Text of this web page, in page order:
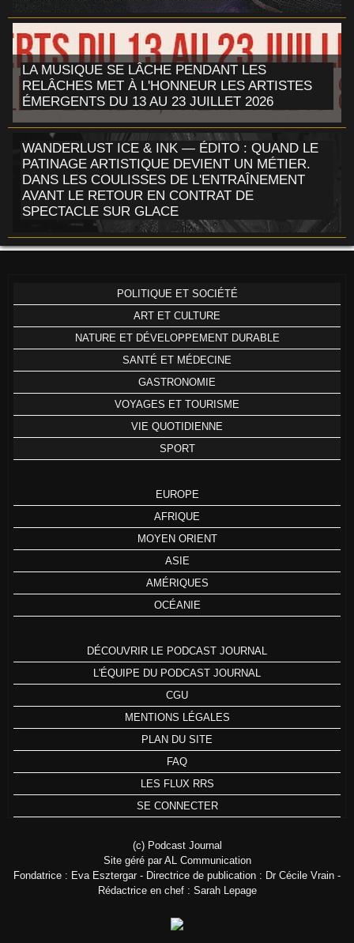
LA MUSIQUE SE LÂCHE PENDANT LES
RELÂCHES MET À L'HONNEUR LES ARTISTES
ÉMERGENTS DU 13 AU 23 JUILLET 2026
WANDERLUST ICE & INK — ÉDITO : QUAND LE
PATINAGE ARTISTIQUE DEVIENT UN MÉTIER.
DANS LES COULISSES DE L'ENTRAÎNEMENT
AVANT LE RETOUR EN CONTRAT DE
SPECTACLE SUR GLACE
POLITIQUE ET SOCIÉTÉ
ART ET CULTURE
NATURE ET DÉVELOPPEMENT DURABLE
SANTÉ ET MÉDECINE
GASTRONOMIE
VOYAGES ET TOURISME
VIE QUOTIDIENNE
SPORT
EUROPE
AFRIQUE
MOYEN ORIENT
ASIE
AMÉRIQUES
OCÉANIE
DÉCOUVRIR LE PODCAST JOURNAL
L'ÉQUIPE DU PODCAST JOURNAL
CGU
MENTIONS LÉGALES
PLAN DU SITE
FAQ
LES FLUX RRS
SE CONNECTER
(c) Podcast Journal
Site géré par AL Communication
Fondatrice : Eva Esztergar - Directrice de publication : Dr Cécile Vrain -
Rédactrice en chef : Sarah Lepage